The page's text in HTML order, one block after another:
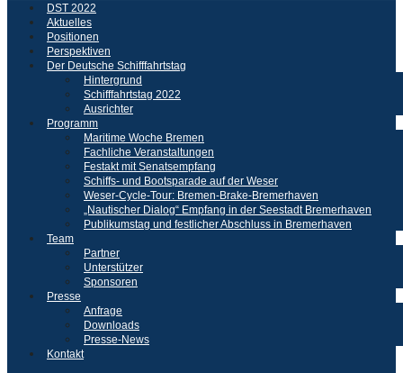
DST 2022
Aktuelles
Positionen
Perspektiven
Der Deutsche Schifffahrtstag
Hintergrund
Schifffahrtstag 2022
Ausrichter
Programm
Maritime Woche Bremen
Fachliche Veranstaltungen
Festakt mit Senatsempfang
Schiffs- und Bootsparade auf der Weser
Weser-Cycle-Tour: Bremen-Brake-Bremerhaven
„Nautischer Dialog“ Empfang in der Seestadt Bremerhaven
Publikumstag und festlicher Abschluss in Bremerhaven
Team
Partner
Unterstützer
Sponsoren
Presse
Anfrage
Downloads
Presse-News
Kontakt